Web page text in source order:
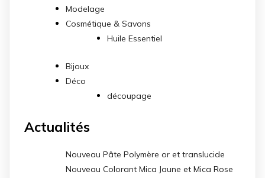
Modelage
Cosmétique & Savons
Huile Essentiel
Bijoux
Déco
découpage
Actualités
Nouveau Pâte Polymère or et translucide
Nouveau Colorant Mica Jaune et Mica Rose